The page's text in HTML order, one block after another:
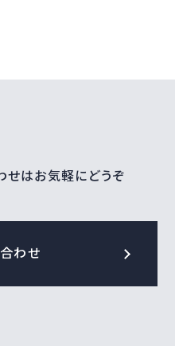
せはお気軽にどうぞ
わせ